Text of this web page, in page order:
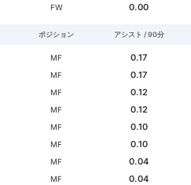
FW 0.00
ポジション アシスト / 90分
MF
0.17
MF
0.17
MF
0.12
MF
0.12
MF
0.10
MF
0.10
MF
0.04
MF
0.04